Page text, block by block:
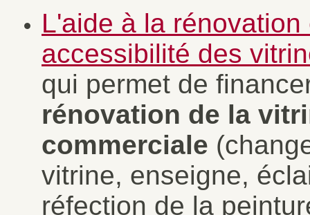
L'aide à la
accessibilité des
qui permet de
rénovation de la
commerciale
vitrine, enseigne,
réfection de la